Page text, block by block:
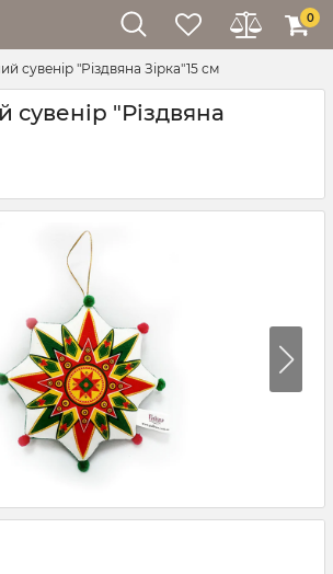
0
сувенір "Різдвяна Зірка"15 см
сувенір "Різдвяна